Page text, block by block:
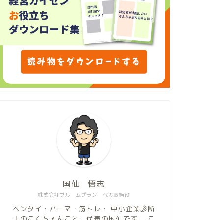
株式会社ブルームプラン 代表取締役
国仙 悟志
ヘンタイ・パーマ・筋トレ・ 中小企業診断